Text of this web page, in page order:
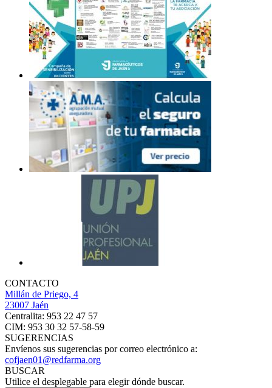
CONTACTO
Millán de Priego, 4
23007 Jaén
Centralita: 953 22 47 57
CIM: 953 30 32 57-58-59
SUGERENCIAS
Envíenos sus sugerencias por correo electrónico a:
cofjaen01@redfarma.org
BUSCAR
Utilice el desplegable para elegir dónde buscar.